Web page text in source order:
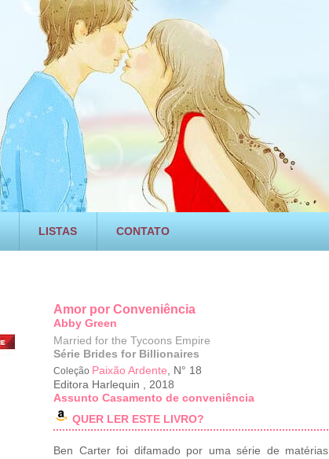
LISTAS CONTATO
Amor por Conveniência
Abby Green
Married for the Tycoons Empire
Série Brides for Billionaires
Coleção Paixão Ardente , N° 18
Editora Harlequin
2018
Assunto Casamento de conveniência
QUER LER ESTE LIVRO?
Ben Carter foi difamado por uma série de matérias